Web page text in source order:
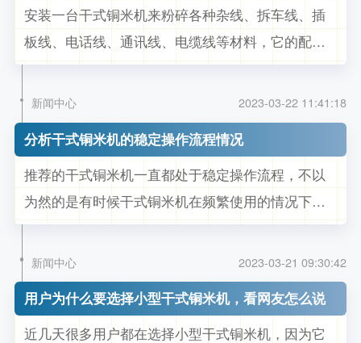
得不淘汰掉，为了让这些废旧电线繁衍再...
安装一台干式铜米机来粉碎各种杂线、拆车线、插
板线、电话线、通讯线、电缆线等材料，它的配置
和价格区别很大。每个干式铜米机的型号都不一
样，由小型生产需要的干式铜米机，也有大型生产
设备的干式铜米机，区别不一样的是配置做工给中
间的差价起到了很大的对比，如果想选择购买效果
比较好的干式铜米机，不同的厂家会有不同...
新闻中心 2023-03-22 11:41:18
分析干式铜米机的稳定操作流程情况
推荐的干式铜米机一直都处于稳定操作流程，不以
为然的是有时候干式铜米机在频繁使用的情况下需
要一定的保养，按照保养先后顺序，机器才有了接
下啦的顺畅工作，一但干式铜米机不按照保养时间
去进行工作，这样会磨损刀盘还会降低机器的动力
程度，这样不仅会影响干式铜米机的使用寿命，后
期的维修成本也是逐渐增高，想运行好干...
新闻中心 2023-03-21 09:30:42
用户为什么要选择小型干式铜米机，看网友怎么说
近几天很多用户都在选择小型干式铜米机，因为它